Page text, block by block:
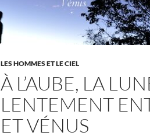
LES HOMMES ET LE CIEL
À L’AUBE, LA
LENTEMENT
ET VÉNUS